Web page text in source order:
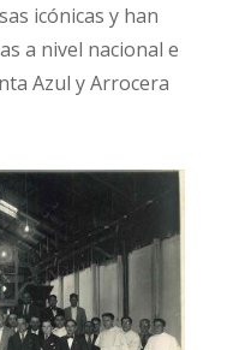
icónicas y han
a nivel nacional e
Azul y Arrocera